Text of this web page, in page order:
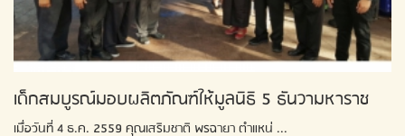
เด็กสมบูรณ์มอบผลิตภัณฑ์ให้มูลนิธิ 5 ธันวามหาราช
เมื่อวันที่ 4 ธ.ค. 2559 คุณเสริมชาติ พรฉายา ตำแหน่ ...